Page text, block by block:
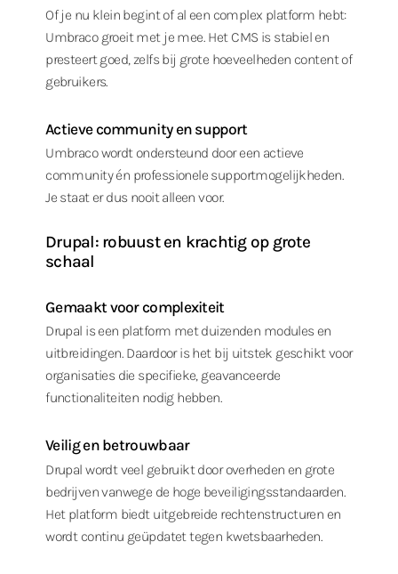
Of je nu klein begint of al een complex platform hebt:
Umbraco groeit met je mee. Het CMS is stabiel en
presteert goed, zelfs bij grote hoeveelheden content of
gebruikers.
Actieve community en support
Umbraco wordt ondersteund door een actieve
community én professionele supportmogelijkheden.
Je staat er dus nooit alleen voor.
Drupal: robuust en krachtig op grote
schaal
Gemaakt voor complexiteit
Drupal is een platform met duizenden modules en
uitbreidingen. Daardoor is het bij uitstek geschikt voor
organisaties die specifieke, geavanceerde
functionaliteiten nodig hebben.
Veilig en betrouwbaar
Drupal wordt veel gebruikt door overheden en grote
bedrijven vanwege de hoge beveiligingsstandaarden.
Het platform biedt uitgebreide rechtenstructuren en
wordt continu geüpdatet tegen kwetsbaarheden.